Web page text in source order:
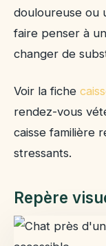
douloureuse ou
faire penser à
changer de
Voir la fiche
rendez-vous
caisse familière
stressants.
Repère